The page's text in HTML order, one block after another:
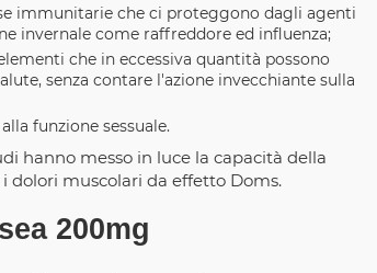
immunitarie che ci proteggono dagli agenti
invernale come raffreddore ed influenza;
che in eccessiva quantità possono
senza contare l'azione invecchiante sulla
funzione sessuale.
hanno messo in luce la capacità della
dolori muscolari da effetto Doms.
200mg